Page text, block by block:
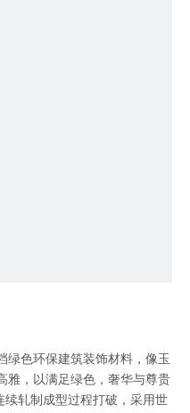
绿色环保建筑装饰材料，像玉
雅，以满足绿色，奢华与尊贵
续轧制成型过程打破，采用世